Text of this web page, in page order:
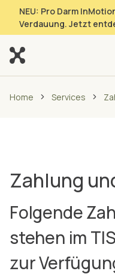
NEU: Pro Darm
Verdauung. Jetzt
Home Services
Zahlung
Folgende
stehen im
zur